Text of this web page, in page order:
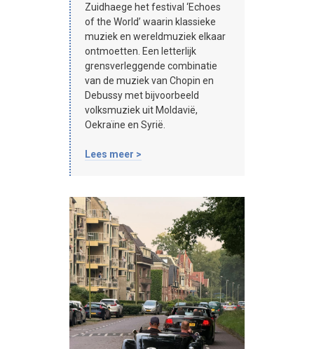
Zuidhaege het festival ‘Echoes
of the World’ waarin klassieke
muziek en wereldmuziek elkaar
ontmoetten. Een letterlijk
grensverleggende combinatie
van de muziek van Chopin en
Debussy met bijvoorbeeld
volksmuziek uit Moldavië,
Oekraïne en Syrië.
Lees meer >